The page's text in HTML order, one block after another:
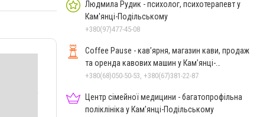
Людмила Рудик - психолог, психотерапевт у
Кам'янці-Подільському
+380(97)477-45-08
Coffee Pause - кав’ярня, магазин кави, продаж
та оренда кавових машин у Кам’янці-
Подільському
+380(68)050-50-53, +380(67)381-22-87
Центр сімейної медицини - багатопрофільна
поліклініка у Кам’янці-Подільському